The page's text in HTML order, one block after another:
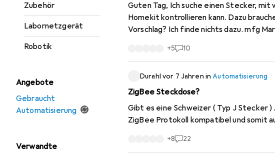
Zubehör
Labornetzgerät
Robotik
Angebote
Gebraucht
Automatisierung
Verwandte
Guten Tag, Ich suche einen Stecker, mit
Homekit kontrollieren kann. Dazu
Vorschlag? Ich finde nichts dazu. mfg
+5 10
Durahl vor 7 Jahren inAutomatisierung
ZigBee Steckdose?
Gibt es eine Schweizer ( Typ J Stecker
ZigBee Protokoll kompatibel und somit
+8 22